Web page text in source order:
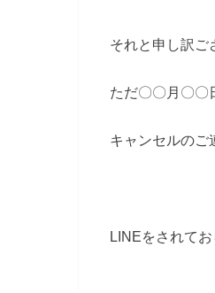
それと申し訳ご
ただ〇〇月〇〇
キャンセルのご
LINEをされて